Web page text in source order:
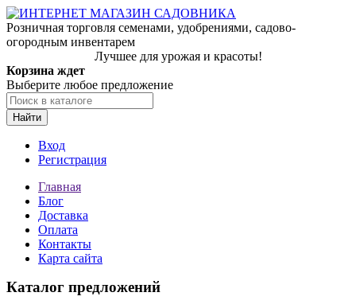
Розничная торговля семенами, удобрениями, садово-
огородным инвентарем
Лучшее для урожая и красоты!
Корзина ждет
Выберите любое предложение
Найти
Вход
Регистрация
Главная
Блог
Доставка
Оплата
Контакты
Карта сайта
Каталог предложений